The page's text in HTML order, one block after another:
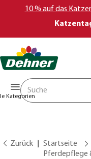
10 % auf das
Kategorien
Zurück Startseite
Pferdepflege